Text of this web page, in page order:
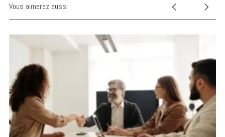
Vous aimerez aussi